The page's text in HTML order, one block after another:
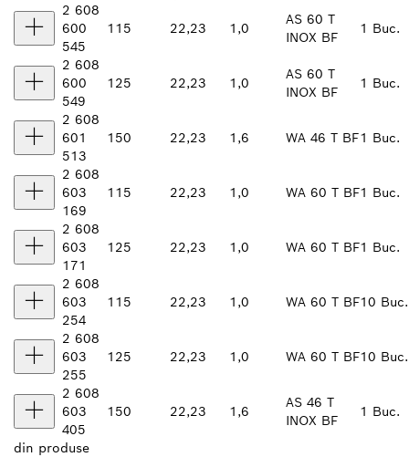
2 608
600
545
115 22,23 1,0
AS 60 T
INOX BF
1 Buc.
2 608
600
549
125 22,23 1,0
AS 60 T
INOX BF
1 Buc.
2 608
601
513
150 22,23 1,6 WA 46 T BF1 Buc.
2 608
603
169
115 22,23 1,0 WA 60 T BF1 Buc.
2 608
603
171
125 22,23 1,0 WA 60 T BF1 Buc.
2 608
603
254
115 22,23 1,0 WA 60 T BF10 Buc.
2 608
603
255
125 22,23 1,0 WA 60 T BF10 Buc.
2 608
603
405
150 22,23 1,6
AS 46 T
INOX BF
1 Buc.
din produse